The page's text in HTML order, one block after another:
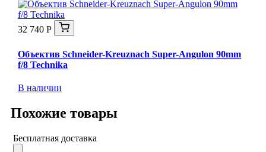
32 740 Р
Объектив Schneider-Kreuznach Super-Angulon 90mm
f/8 Technika
В наличии
Похожие товары
Бесплатная доставка